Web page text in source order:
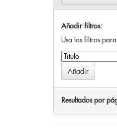
Añadir filtros:
Usa los filtros
Resultados por